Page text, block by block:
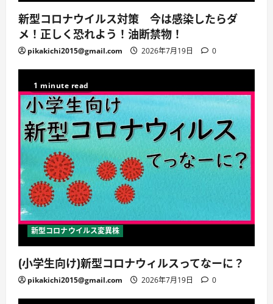
新型コロナウイルス対策 今は感染したらダ
メ！正しく恐れよう！油断禁物！
pikakichi2015@gmail.com 2026年7月19日 0
1 minute read
新型コロナウイルス変異株
(小学生向け)新型コロナウィルスってなーに？
pikakichi2015@gmail.com 2026年7月19日 0